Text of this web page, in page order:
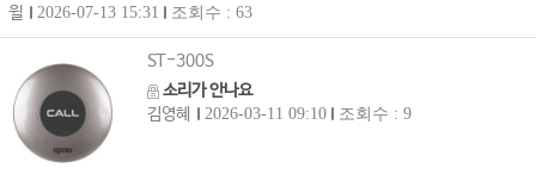
윌
2026-07-13 15:31 조회수 : 63
ST-300S
소리가 안나요
김영혜
2026-03-11 09:10 조회수 : 9